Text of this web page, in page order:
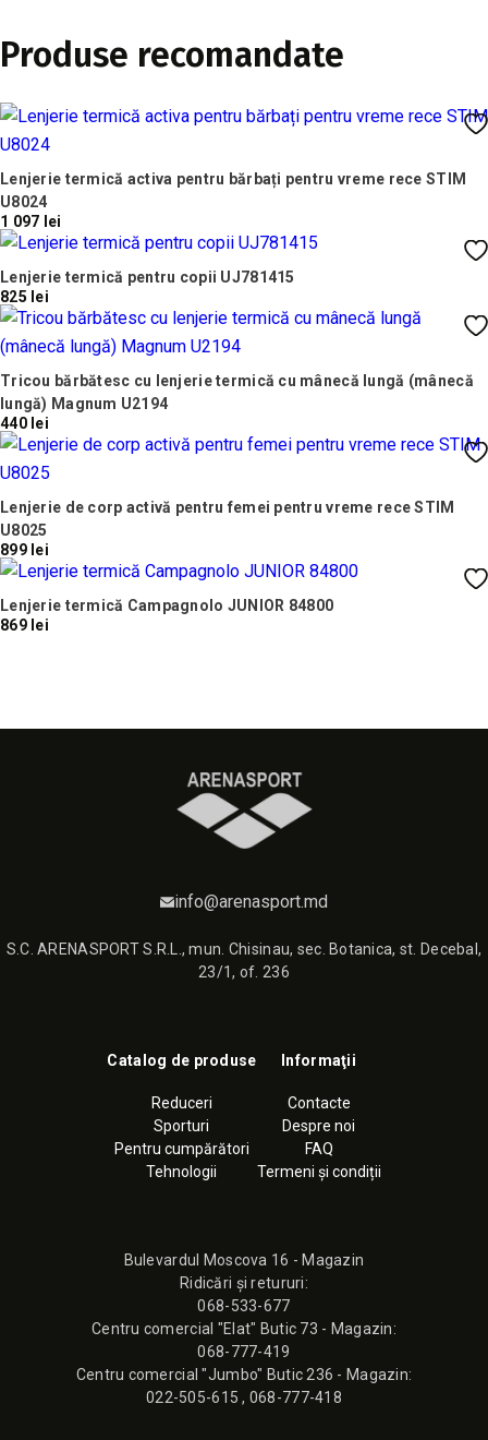
Produse recomandate
Lenjerie termică activa pentru bărbați pentru vreme rece STIM
U8024
1 097 lei
Lenjerie termică pentru copii UJ781415
825 lei
Tricou bărbătesc cu lenjerie termică cu mânecă lungă (mânecă
lungă) Magnum U2194
440 lei
Lenjerie de corp activă pentru femei pentru vreme rece STIM
U8025
899 lei
Lenjerie termică Campаgnolo JUNIOR 84800
869 lei
info@arenasport.md
S.C. ARENASPORT S.R.L., mun. Chisinau, sec. Botanica, st. Decebal,
23/1, of. 236
Catalog de produse
Reduceri
Sporturi
Pentru cumpărători
Tehnologii
Informaţii
Contacte
Despre noi
FAQ
Termeni și condiții
Bulevardul Moscova 16 - Magazin
Ridicări și retururi:
068-533-677
Сentru comercial "Elat" Butic 73 - Magazin:
068-777-419
Сentru comercial "Jumbo" Butic 236 - Magazin:
022-505-615, 068-777-418